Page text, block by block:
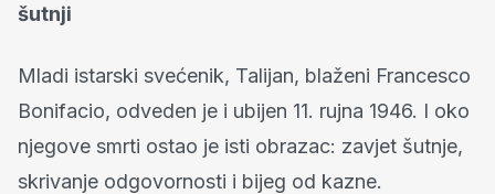
šutnji
Mladi istarski svećenik, Talijan, blaženi Francesco
Bonifacio, odveden je i ubijen 11. rujna 1946. I oko
njegove smrti ostao je isti obrazac: zavjet šutnje,
skrivanje odgovornosti i bijeg od kazne.